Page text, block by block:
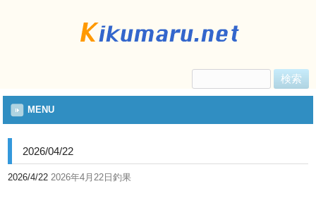
索:
MENU
2026/04/22
2026/4/22 2026年4月22日釣果